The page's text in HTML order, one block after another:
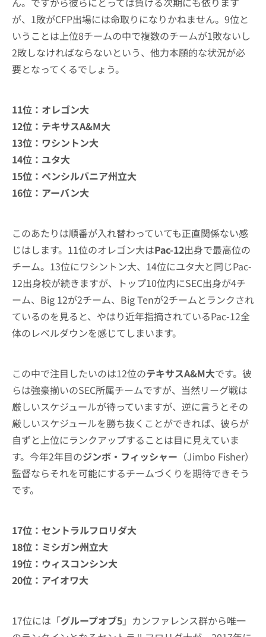
が、1敗がCFP出場には命取りになりかねません。9位と
いうことは上位8チームの中で複数のチームが1敗ないし
2敗しなければならないという、他力本願的な状況が必
要となってくるでしょう。
11位：オレゴン大
12位：テキサスA&M大
13位：ワシントン大
14位：ユタ大
15位：ペンシルバニア州立大
16位：アーバン大
このあたりは順番が入れ替わっていても正直関係ない感
じはします。11位のオレゴン大はPac-12出身で最高位の
チーム。13位にワシントン大、14位にユタ大と同じPac-
12出身校が続きますが、トップ10位内にSEC出身が4チ
ーム、Big 12が2チーム、Big Tenが2チームとランクされ
ているのを見ると、やはり近年指摘されているPac-12全
体のレベルダウンを感じてしまいます。
この中で注目したいのは12位のテキサスA&M大です。彼
らは強豪揃いのSEC所属チームですが、当然リーグ戦は
厳しいスケジュールが待っていますが、逆に言うとその
厳しいスケジュールを勝ち抜くことができれば、彼らが
自ずと上位にランクアップすることは目に見えていま
す。今年2年目のジンボ・フィッシャー （Jimbo Fisher）
監督ならそれを可能にするチームづくりを期待できそう
です。
17位：セントラルフロリダ大
18位：ミシガン州立大
19位：ウィスコンシン大
20位：アイオワ大
17位には「グループオブ5」カンファレンス群から唯一